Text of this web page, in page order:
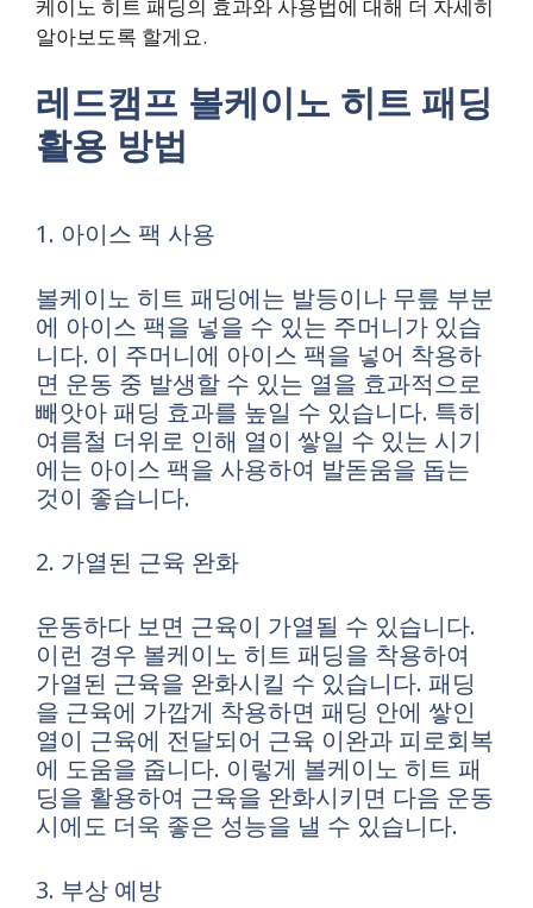
케이노 히트 패딩의 효과와 사용법에 대해 더 자세히
알아보도록 할게요.
레드캠프 볼케이노 히트 패딩
활용 방법
1. 아이스 팩 사용
볼케이노 히트 패딩에는 발등이나 무릎 부분
에 아이스 팩을 넣을 수 있는 주머니가 있습
니다. 이 주머니에 아이스 팩을 넣어 착용하
면 운동 중 발생할 수 있는 열을 효과적으로
빼앗아 패딩 효과를 높일 수 있습니다. 특히
여름철 더위로 인해 열이 쌓일 수 있는 시기
에는 아이스 팩을 사용하여 발돋움을 돕는
것이 좋습니다.
2. 가열된 근육 완화
운동하다 보면 근육이 가열될 수 있습니다.
이런 경우 볼케이노 히트 패딩을 착용하여
가열된 근육을 완화시킬 수 있습니다. 패딩
을 근육에 가깝게 착용하면 패딩 안에 쌓인
열이 근육에 전달되어 근육 이완과 피로회복
에 도움을 줍니다. 이렇게 볼케이노 히트 패
딩을 활용하여 근육을 완화시키면 다음 운동
시에도 더욱 좋은 성능을 낼 수 있습니다.
3. 부상 예방